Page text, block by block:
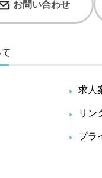
お問い合わせ
求人
リン
プラ